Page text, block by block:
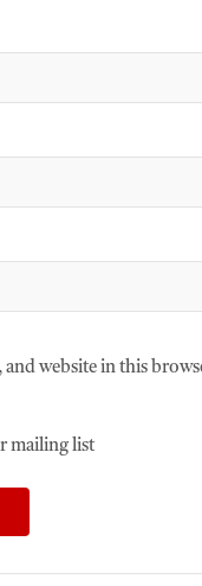
and website in this
mailing list